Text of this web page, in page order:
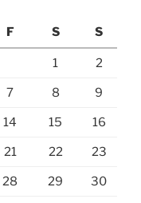
F S S
1 2
7 8 9
14 15 16
21 22 23
28 29 30